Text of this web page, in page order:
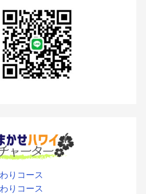
りコース
りコース